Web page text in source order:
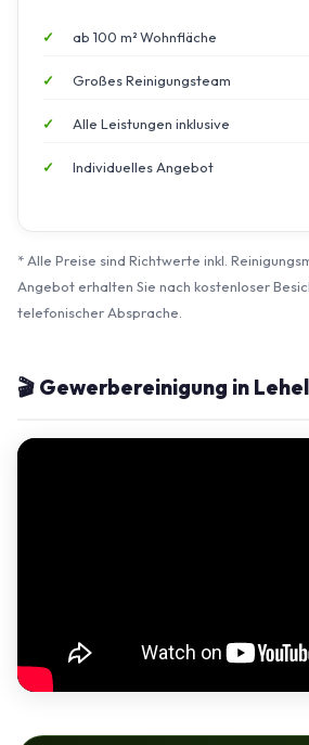
ab 100 m² Wohnfläche
Großes Reinigungsteam
Alle Leistungen inklusive
Individuelles Angebot
* Alle Preise sind Richtwerte inkl.
Angebot erhalten Sie nach kostenloser
telefonischer Absprache.
🎬 Gewerbereinigung in